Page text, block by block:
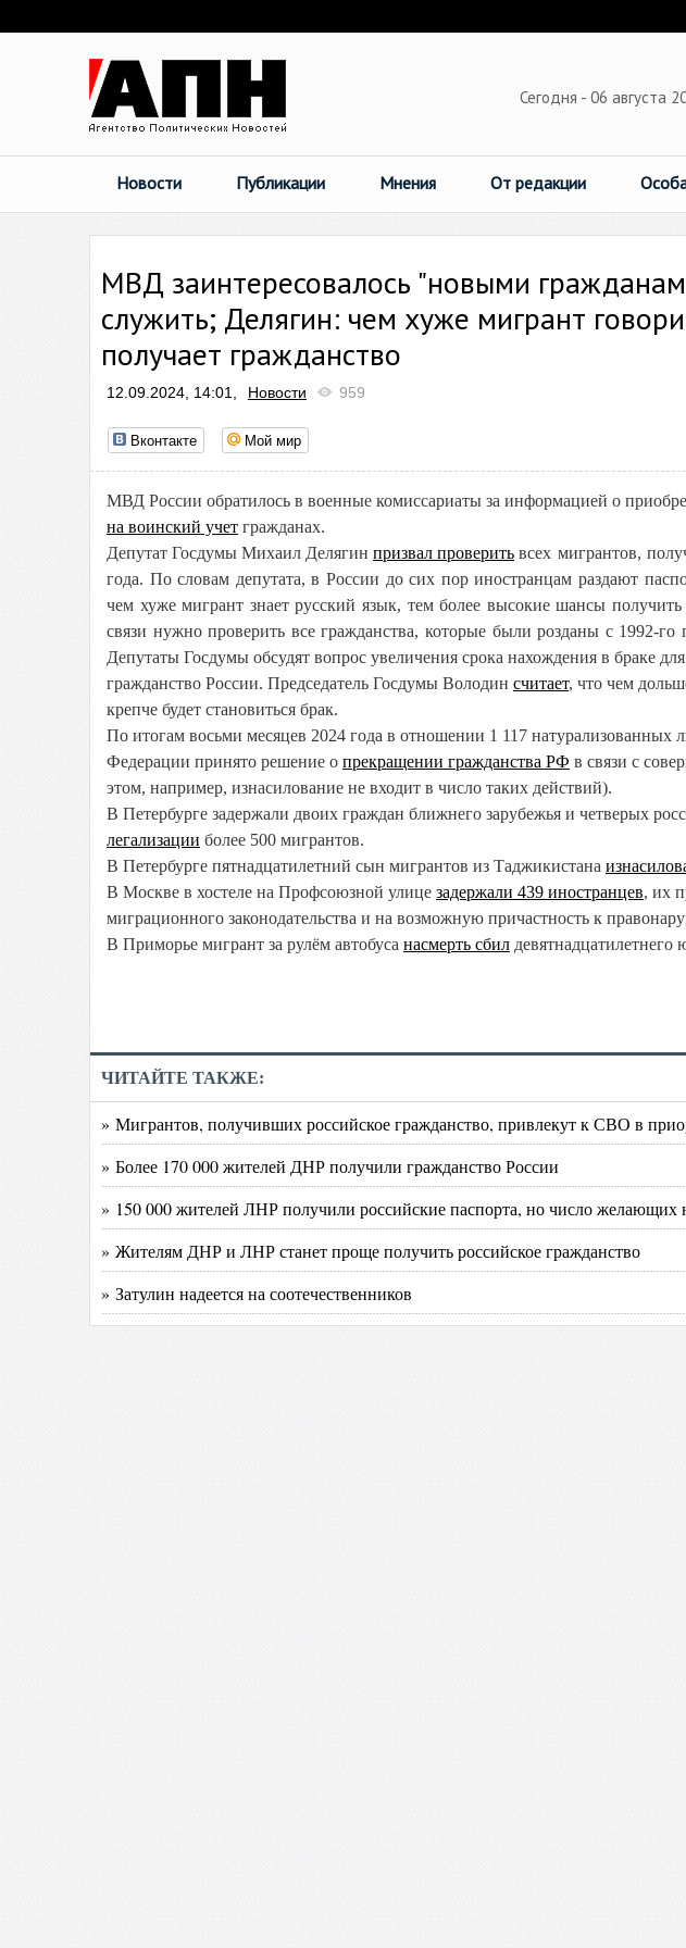
Сегодня - 06 августа
Новости Публикации Мнения От редакции
МВД заинтересовалось "новыми
служить; Делягин: чем хуже мигрант
получает гражданство
12.09.2024, 14:01, Новости 959
Вконтакте Мой мир
МВД России обратилось в военные комиссариаты за информацией о
на воинский учет гражданах.
Депутат Госдумы Михаил Делягин призвал проверить всех мигрантов,
года. По словам депутата, в России до сих пор иностранцам раздают
чем хуже мигрант знает русский язык, тем более высокие шансы
связи нужно проверить все гражданства, которые были розданы с 1992-го
Депутаты Госдумы обсудят вопрос увеличения срока нахождения в браке
гражданство России. Председатель Госдумы Володин считает, что чем
крепче будет становиться брак.
По итогам восьми месяцев 2024 года в отношении 1 117 натурализованных
Федерации принято решение о прекращении гражданства РФ в связи с
этом, например, изнасилование не входит в число таких действий).
В Петербурге задержали двоих граждан ближнего зарубежья и четверых
легализации более 500 мигрантов.
В Петербурге пятнадцатилетний сын мигрантов из Таджикистана
В Москве в хостеле на Профсоюзной улице задержали 439 иностранцев, их
миграционного законодательства и на возможную причастность к
В Приморье мигрант за рулём автобуса насмерть сбил
ЧИТАЙТЕ ТАКЖЕ:
» Мигрантов, получивших российское гражданство, привлекут к СВО в
» Более 170 000 жителей ДНР получили гражданство России
» 150 000 жителей ЛНР получили российские паспорта, но число желающих
» Жителям ДНР и ЛНР станет проще получить российское гражданство
» Затулин надеется на соотечественников